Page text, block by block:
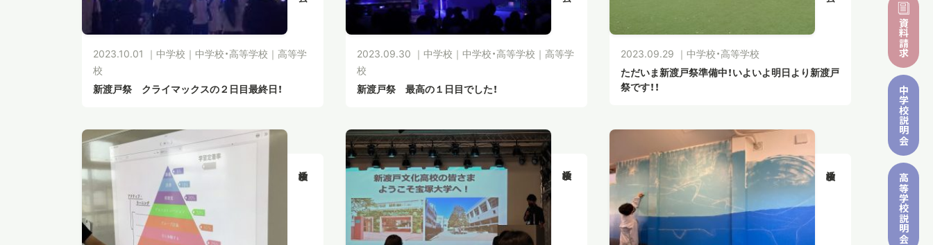
資料請求
中学校
説明会
高等学校
説明会
2023.10.01 ｜ 中学校 ｜ 中学校・高等学校 ｜ 高等学
校
新渡戸祭 クライマックスの２日目最終日！
2023.09.30 ｜ 中学校 ｜ 中学校・高等学校 ｜ 高等学
校
新渡戸祭 最高の１日目でした！
2023.09.29 ｜ 中学校・高等学校
ただいま新渡戸祭準備中！いよいよ明日より新渡戸
祭です！！